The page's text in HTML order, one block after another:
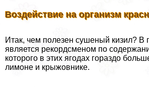
Воздействие на организм
Итак, чем полезен сушеный кизил? В
является рекордсменом по
которого в этих ягодах гораздо
лимоне и крыжовнике.